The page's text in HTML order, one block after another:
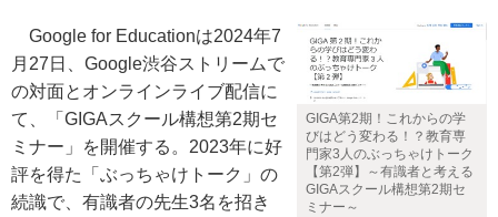
GIGA第2期！これからの学
びはどう変わる！？教育専
門家3人のぶっちゃけトーク
【第2弾】～有識者と考える
GIGAスクール構想第2期セ
ミナー～
Google for Educationは2024年7
月27日、Google渋谷ストリームで
の対面とオンラインライブ配信に
て、「GIGAスクール構想第2期セ
ミナー」を開催する。2023年に好
評を得た「ぶっちゃけトーク」の
続識で、有識者の先生3名を招き